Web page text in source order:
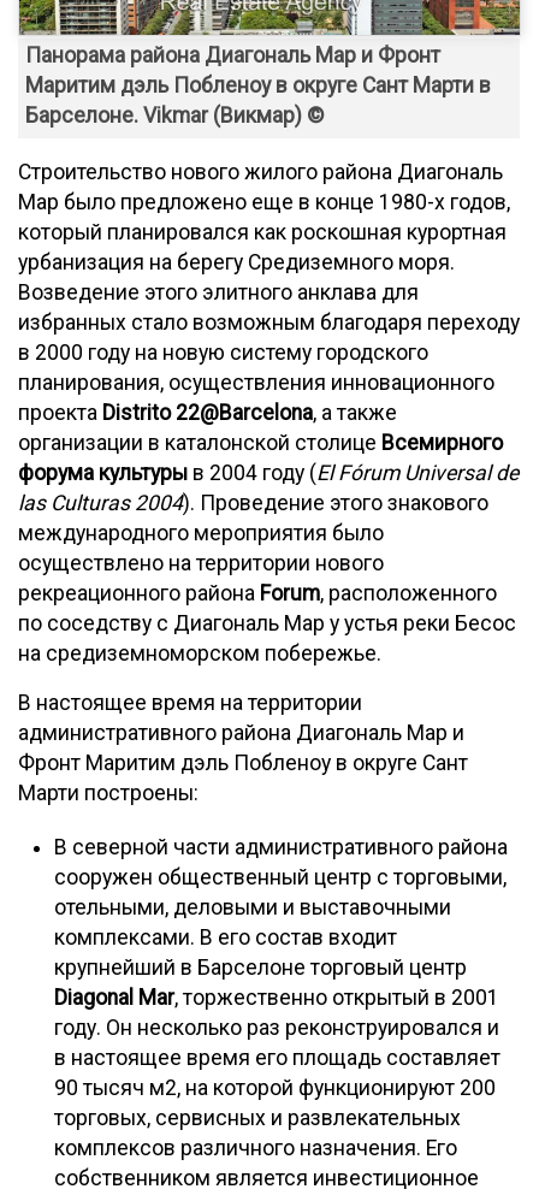
Панорама района Диагональ Мар и Фронт
Маритим дэль Побленоу в округе Сант Марти в
Барселоне. Vikmar (Викмар) ©
Строительство нового жилого района Диагональ
Мар было предложено еще в конце 1980-х годов,
который планировался как роскошная курортная
урбанизация на берегу Средиземного моря.
Возведение этого элитного анклава для
избранных стало возможным благодаря переходу
в 2000 году на новую систему городского
планирования, осуществления инновационного
проекта Distrito 22@Barcelona, а также
организации в каталонской столице Всемирного
форума культуры в 2004 году (El Fórum Universal de
las Culturas 2004). Проведение этого знакового
международного мероприятия было
осуществлено на территории нового
рекреационного района Forum, расположенного
по соседству с Диагональ Мар у устья реки Бесос
на средиземноморском побережье.
В настоящее время на территории
административного района Диагональ Мар и
Фронт Маритим дэль Побленоу в округе Сант
Марти построены:
В северной части административного района
сооружен общественный центр с торговыми,
отельными, деловыми и выставочными
комплексами. В его состав входит
крупнейший в Барселоне торговый центр
Diagonal Mar, торжественно открытый в 2001
году. Он несколько раз реконструировался и
в настоящее время его площадь составляет
90 тысяч м2, на которой функционируют 200
торговых, сервисных и развлекательных
комплексов различного назначения. Его
собственником является инвестиционное